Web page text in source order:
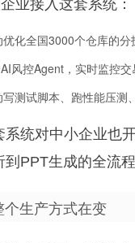
业接入这套系统：
优化全国3000个仓库的
风控Agent，实时监控
写测试脚本、跑性能压测
统对中小企业也
到PPT生成的全流
生产方式在变